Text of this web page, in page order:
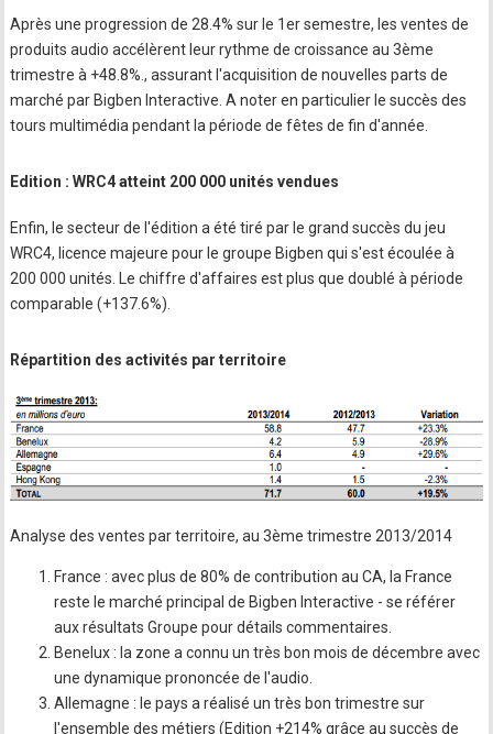
Après une progression de 28.4% sur le 1er semestre, les ventes de
produits audio accélèrent leur rythme de croissance au 3ème
trimestre à +48.8%., assurant l'acquisition de nouvelles parts de
marché par Bigben Interactive. A noter en particulier le succès des
tours multimédia pendant la période de fêtes de fin d'année.
Edition : WRC4 atteint 200 000 unités vendues
Enfin, le secteur de l'édition a été tiré par le grand succès du jeu
WRC4, licence majeure pour le groupe Bigben qui s'est écoulée à
200 000 unités. Le chiffre d'affaires est plus que doublé à période
comparable (+137.6%).
Répartition des activités par territoire
Analyse des ventes par territoire, au 3ème trimestre 2013/2014
France : avec plus de 80% de contribution au CA, la France
reste le marché principal de Bigben Interactive - se référer
aux résultats Groupe pour détails commentaires.
Benelux : la zone a connu un très bon mois de décembre avec
une dynamique prononcée de l'audio.
Allemagne : le pays a réalisé un très bon trimestre sur
l'ensemble des métiers (Edition +214% grâce au succès de